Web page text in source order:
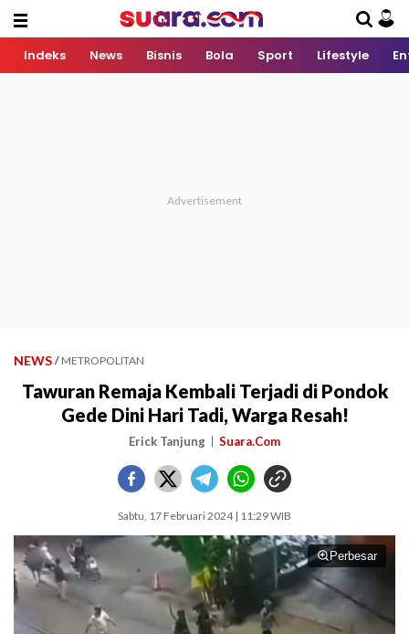
Indeks News Bisnis Bola Sport Lifestyle
NEWS / METROPOLITAN
Tawuran Remaja Kembali Terjadi di Pondok
Gede Dini Hari Tadi, Warga Resah!
Erick Tanjung Suara.Com
Sabtu, 17 Februari 2024 | 11:29 WIB
Perbesar